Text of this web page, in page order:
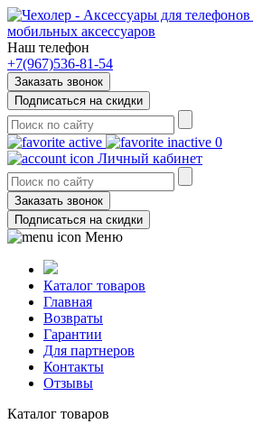
мобильных аксессуаров
Наш телефон
+7(967)536-81-54
Заказать звонок
Подписаться на скидки
0
Личный кабинет
Заказать звонок
Подписаться на скидки
Меню
Каталог товаров
Главная
Возвраты
Гарантии
Для партнеров
Контакты
Отзывы
Каталог товаров